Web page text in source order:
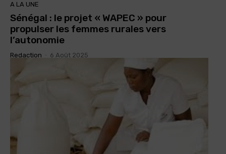
A LA UNE
Sénégal : le projet « WAPEC » pour
propulser les femmes rurales vers
l’autonomie
Redaction 6 Août 2025